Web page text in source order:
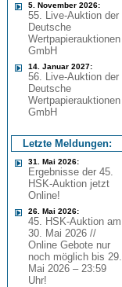
5. November 2026:
55. Live-Auktion der
Deutsche
Wertpapierauktionen
GmbH
14. Januar 2027:
56. Live-Auktion der
Deutsche
Wertpapierauktionen
GmbH
Letzte Meldungen:
31. Mai 2026:
Ergebnisse der 45.
HSK-Auktion jetzt
Online!
26. Mai 2026:
45. HSK-Auktion am
30. Mai 2026 //
Online Gebote nur
noch möglich bis 29.
Mai 2026 – 23:59
Uhr!